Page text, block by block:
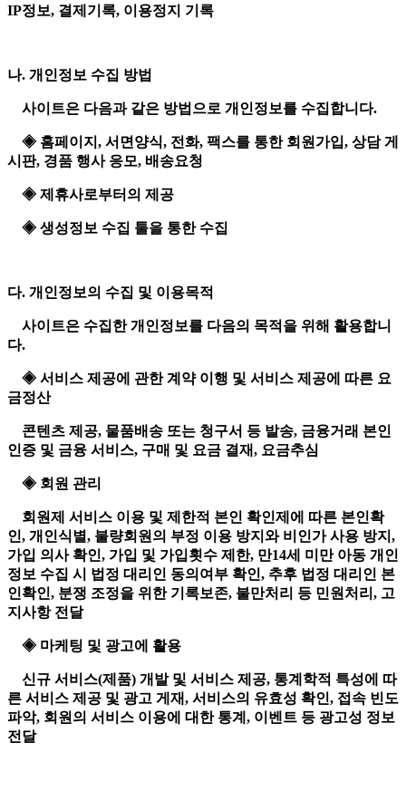
IP정보, 결제기록, 이용정지 기록
나. 개인정보 수집 방법
사이트은 다음과 같은 방법으로 개인정보를 수집합니다.
◈ 홈페이지, 서면양식, 전화, 팩스를 통한 회원가입, 상담 게
시판, 경품 행사 응모, 배송요청
◈ 제휴사로부터의 제공
◈ 생성정보 수집 툴을 통한 수집
다. 개인정보의 수집 및 이용목적
사이트은 수집한 개인정보를 다음의 목적을 위해 활용합니
다.
◈ 서비스 제공에 관한 계약 이행 및 서비스 제공에 따른 요
금정산
콘텐츠 제공, 물품배송 또는 청구서 등 발송, 금융거래 본인
인증 및 금융 서비스, 구매 및 요금 결재, 요금추심
◈ 회원 관리
회원제 서비스 이용 및 제한적 본인 확인제에 따른 본인확
인, 개인식별, 불량회원의 부정 이용 방지와 비인가 사용 방지,
가입 의사 확인, 가입 및 가입횟수 제한, 만14세 미만 아동 개인
정보 수집 시 법정 대리인 동의여부 확인, 추후 법정 대리인 본
인확인, 분쟁 조정을 위한 기록보존, 불만처리 등 민원처리, 고
지사항 전달
◈ 마케팅 및 광고에 활용
신규 서비스(제품) 개발 및 서비스 제공, 통계학적 특성에 따
른 서비스 제공 및 광고 게재, 서비스의 유효성 확인, 접속 빈도
파악, 회원의 서비스 이용에 대한 통계, 이벤트 등 광고성 정보
전달